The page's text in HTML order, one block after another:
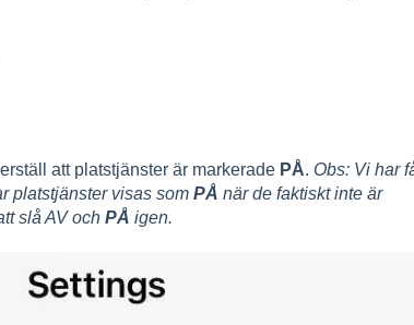
att platstjänster är markerade PÅ. Obs: Vi har
platstjänster visas som PÅ när de faktiskt inte är
slå AV och PÅ igen.